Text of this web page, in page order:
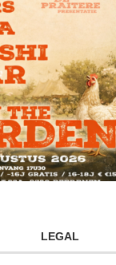
LEGAL